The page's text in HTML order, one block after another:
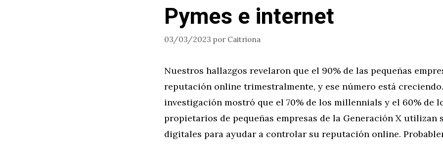
Pymes e internet
03/03/2023 por Caitriona
Nuestros hallazgos revelaron que el 90% de las pequeñas
reputación online trimestralmente, y ese número está
investigación mostró que el 70% de los millennials y el 60% de
propietarios de pequeñas empresas de la Generación X utilizan
digitales para ayudar a controlar su reputación online.